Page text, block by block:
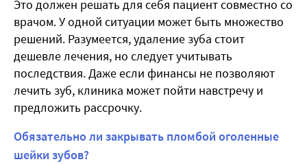
Это должен решать для себя пациент совместно со
врачом. У одной ситуации может быть множество
решений. Разумеется, удаление зуба стоит
дешевле лечения, но следует учитывать
последствия. Даже если финансы не позволяют
лечить зуб, клиника может пойти навстречу и
предложить рассрочку.
Обязательно ли закрывать пломбой оголенные
шейки зубов?